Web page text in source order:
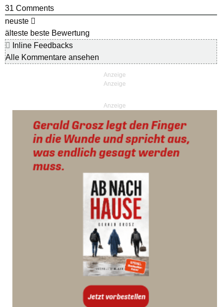
31 Comments
neuste
älteste beste Bewertung
Inline Feedbacks
Alle Kommentare ansehen
Anzeige